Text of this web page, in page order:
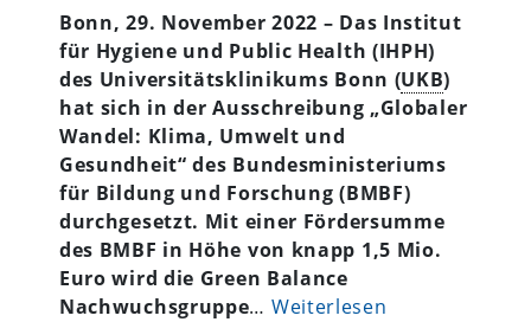
Bonn, 29. November 2022 – Das Institut
für Hygiene und Public Health (IHPH)
des Universitätsklinikums Bonn (UKB)
hat sich in der Ausschreibung „Globaler
Wandel: Klima, Umwelt und
Gesundheit“ des Bundesministeriums
für Bildung und Forschung (BMBF)
durchgesetzt. Mit einer Fördersumme
des BMBF in Höhe von knapp 1,5 Mio.
Euro wird die Green Balance
Nachwuchsgruppe… Weiterlesen